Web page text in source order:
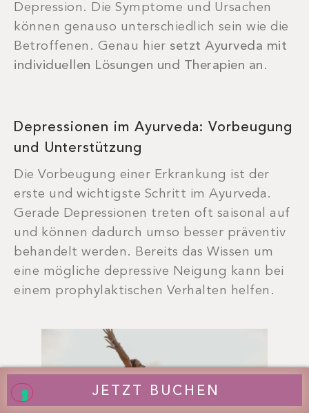
JETZT BUCHEN
Depression. Die Symptome und Ursachen
können genauso unterschiedlich sein wie die
Betroffenen. Genau hier setzt Ayurveda mit
individuellen Lösungen und Therapien an .
Depressionen im Ayurveda: Vorbeugung
und Unterstützung
Die Vorbeugung einer Erkrankung ist der
erste und wichtigste Schritt im Ayurveda.
Gerade Depressionen treten oft saisonal auf
und können dadurch umso besser präventiv
behandelt werden. Bereits das Wissen um
eine mögliche depressive Neigung kann bei
einem prophylaktischen Verhalten helfen.